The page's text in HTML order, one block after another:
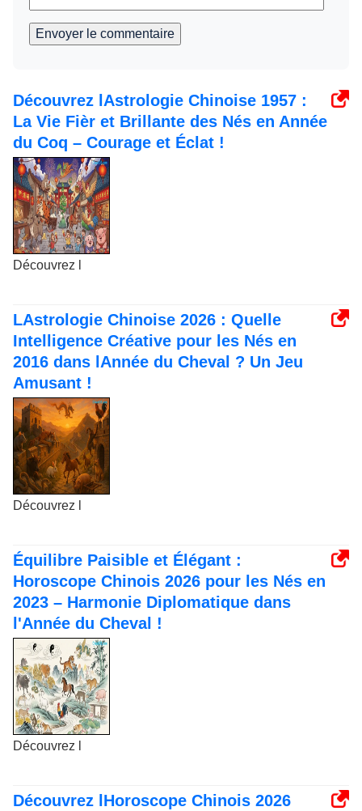
Envoyer le commentaire
Découvrez lAstrologie Chinoise 1957 :
La Vie Fièr et Brillante des Nés en Année
du Coq – Courage et Éclat !
Découvrez l
LAstrologie Chinoise 2026 : Quelle
Intelligence Créative pour les Nés en
2016 dans lAnnée du Cheval ? Un Jeu
Amusant !
Découvrez l
Équilibre Paisible et Élégant :
Horoscope Chinois 2026 pour les Nés en
2023 – Harmonie Diplomatique dans
l'Année du Cheval !
Découvrez l
Découvrez lHoroscope Chinois 2026